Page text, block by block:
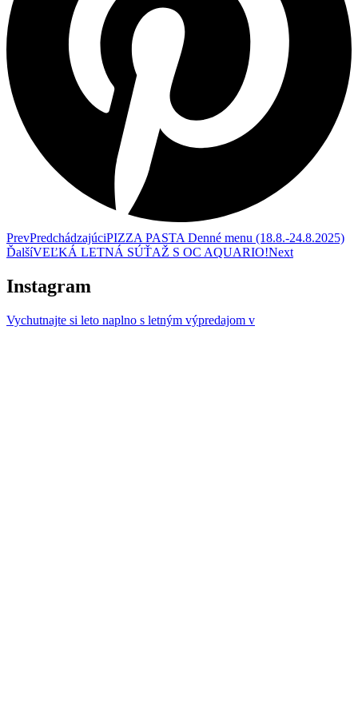
PrevPredchádzajúciPIZZA PASTA Denné menu (18.8.-24.8.2025)
ĎalšíVEĽKÁ LETNÁ SÚŤAŽ S OC AQUARIO!Next
Instagram
Vychutnajte si leto naplno s letným výpredajom v